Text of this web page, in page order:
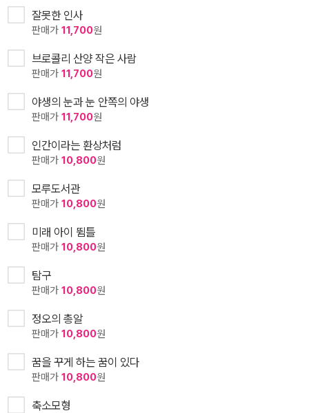
잘못한 인사
판매가 11,700원
브로콜리 산양 작은 사람
판매가 11,700원
야생의 눈과 눈 안쪽의 야생
판매가 11,700원
인간이라는 환상처럼
판매가 10,800원
모루도서관
판매가 10,800원
미래 아이 뜀틀
판매가 10,800원
탐구
판매가 10,800원
정오의 총알
판매가 10,800원
꿈을 꾸게 하는 꿈이 있다
판매가 10,800원
축소모형